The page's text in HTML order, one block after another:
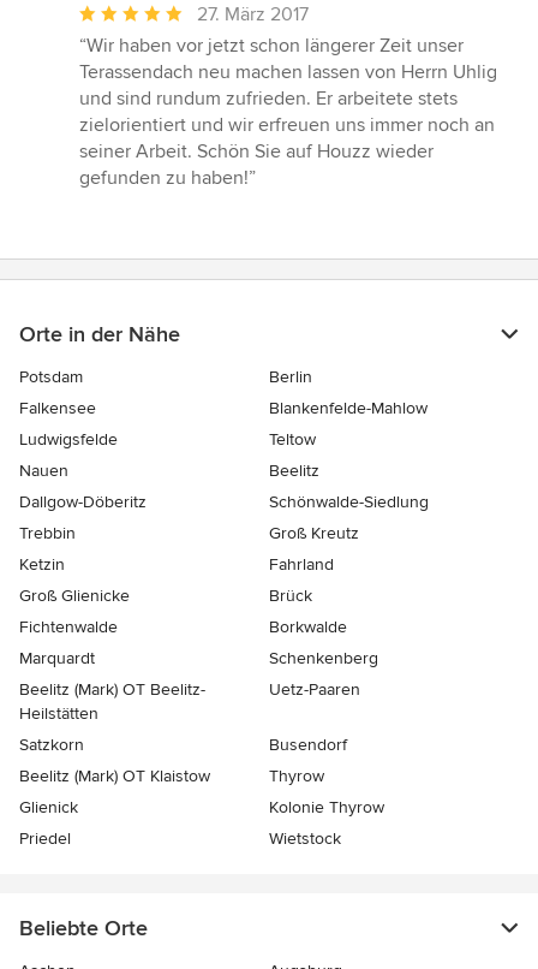
Durchschnittliche
Bewertung:
5
von
5
Sternen
27. März 2017
“Wir haben vor jetzt schon längerer Zeit unser
Terassendach neu machen lassen von Herrn Uhlig
und sind rundum zufrieden. Er arbeitete stets
zielorientiert und wir erfreuen uns immer noch an
seiner Arbeit. Schön Sie auf Houzz wieder
gefunden zu haben!”
Orte in der Nähe
Potsdam
Berlin
Falkensee
Blankenfelde-Mahlow
Ludwigsfelde
Teltow
Nauen
Beelitz
Dallgow-Döberitz
Schönwalde-Siedlung
Trebbin
Groß Kreutz
Ketzin
Fahrland
Groß Glienicke
Brück
Fichtenwalde
Borkwalde
Marquardt
Schenkenberg
Beelitz (Mark) OT Beelitz-
Heilstätten
Uetz-Paaren
Satzkorn
Busendorf
Beelitz (Mark) OT Klaistow
Thyrow
Glienick
Kolonie Thyrow
Priedel
Wietstock
Beliebte Orte